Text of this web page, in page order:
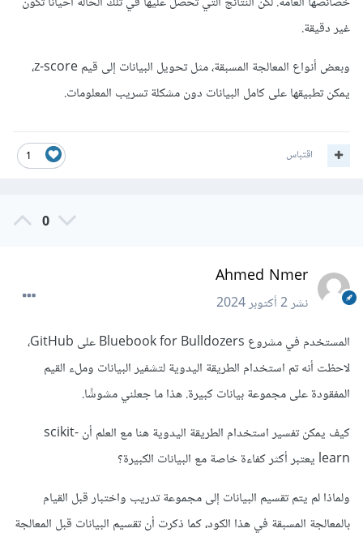
غير دقيقة.
وبعض أنواع المعالجة المسبقة، مثل تحويل البيانات إلى قيم z-score،
يمكن تطبيقها على كامل البيانات دون مشكلة تسريب المعلومات.
1 اقتباس
0
Ahmed Nmer
نشر2 أكتوبر 2024
المستخدم في مشروع Bluebook for Bulldozers على GitHub،
لاحظت أنه تم استخدام الطريقة اليدوية لتشفير البيانات وملء القيم
المفقودة على مجموعة بيانات كبيرة. هذا ما جعلني مشوشًا.
كيف يمكن تفسير استخدام الطريقة اليدوية هنا مع العلم أن scikit-
learn يعتبر أكثر كفاءة خاصة مع البيانات الكبيرة؟
ولماذا لم يتم تقسيم البيانات إلى مجموعة تدريب واختبار قبل القيام
بالمعالجة المسبقة في هذا الكود، كما ذكرت أن تقسيم البيانات قبل المعالجة